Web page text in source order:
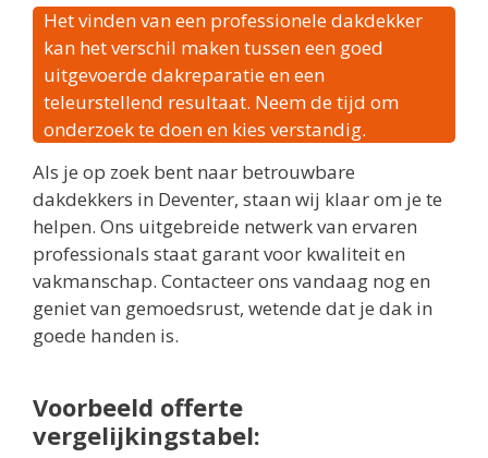
Het vinden van een professionele dakdekker
kan het verschil maken tussen een goed
uitgevoerde dakreparatie en een
teleurstellend resultaat. Neem de tijd om
onderzoek te doen en kies verstandig.
Als je op zoek bent naar betrouwbare
dakdekkers in Deventer, staan wij klaar om je te
helpen. Ons uitgebreide netwerk van ervaren
professionals staat garant voor kwaliteit en
vakmanschap. Contacteer ons vandaag nog en
geniet van gemoedsrust, wetende dat je dak in
goede handen is.
Voorbeeld offerte
vergelijkingstabel: